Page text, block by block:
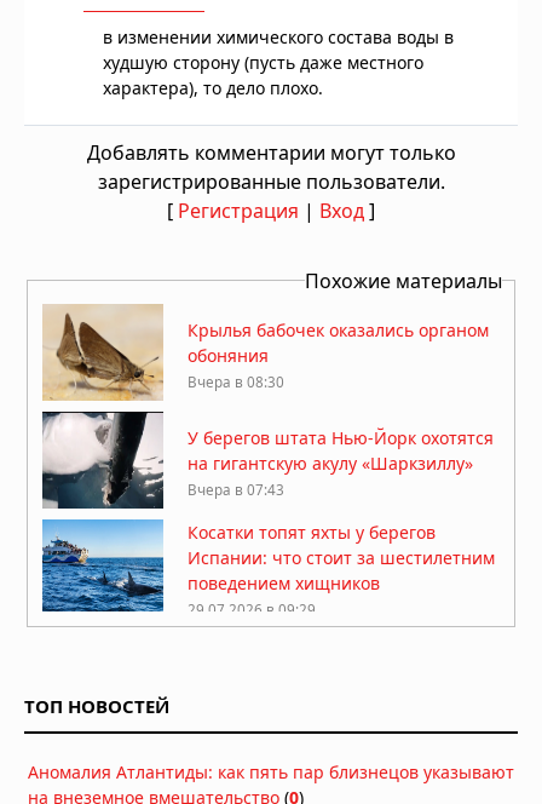
в изменении химического состава воды в
худшую сторону (пусть даже местного
характера), то дело плохо.
Добавлять комментарии могут только
зарегистрированные пользователи.
[ Регистрация | Вход]
Похожие материалы
Крылья бабочек оказались органом
обоняния
Вчера в 08:30
У берегов штата Нью-Йорк охотятся
на гигантскую акулу «Шаркзиллу»
Вчера в 07:43
Косатки топят яхты у берегов
Испании: что стоит за шестилетним
поведением хищников
29.07.2026 в 09:29
дьявола: находка возрастом 23
миллиона лет переписывает
ТОП НОВОСТЕЙ
Аномалия Атлантиды: как пять пар близнецов указывают
на внеземное вмешательство (0)